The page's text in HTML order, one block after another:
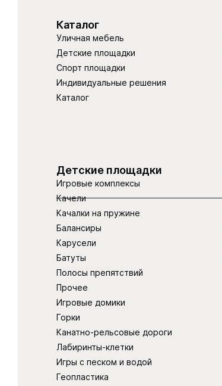
Каталог
Уличная мебель
Детские площадки
Спорт площадки
Индивидуальные решения
Каталог
Детские площадки
Игровые комплексы
Качели
Качалки на пружине
Балансиры
Карусели
Батуты
Полосы препятствий
Прочее
Игровые домики
Горки
Канатно-рельсовые дороги
Лабиринты-клетки
Игры с песком и водой
Геопластика